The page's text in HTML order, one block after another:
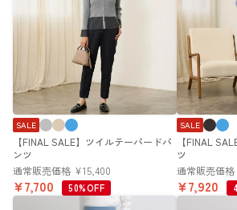
【FINAL SALE】ツイルテーパードパ
ンツ
SALE
通常販売価格 ¥15,400
¥7,700 50%OFF
【FINAL
ツ
SALE
通常販売価格
¥7,920